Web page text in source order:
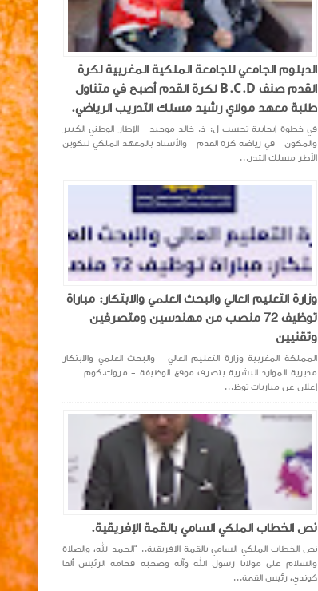
الدبلوم الجامعي للجامعة الملكية المغربية لكرة
القدم صنف B.C.D لكرة القدم أصبح في متناول
طلبة معهد مولاي رشيد مسلك التدريب الرياضي.
في خطوة إيجابية تحسب ل: ذ. خالد موحيد الإطار الوطني الكبير
والمكون في رياضة كرة القدم والأستاذ بالمعهد الملكي لتكوين
الأطر مسلك التدر...
‏وزارة التعليم العالي والبحث العلمي والابتكار: مباراة
توظيف 72 منصب من مهندسين ومتصرفين
وتقنيين
المملكة المغربية وزارة التعليم العالي والبحث العلمي والابتكار
مديرية الموارد البشرية بتصرف موقع الوظيفة - مروك.كوم
إعلان عن مباريات توظ...
نص الخطاب الملكي السامي بالقمة الإفريقية.
نص الخطاب الملكي السامي بالقمة الافريقية.. “الحمد لله، والصلاة
والسلام على مولانا رسول الله وآله وصحبه فخامة الرئيس ألفا
كوندي، رئيس القمة...